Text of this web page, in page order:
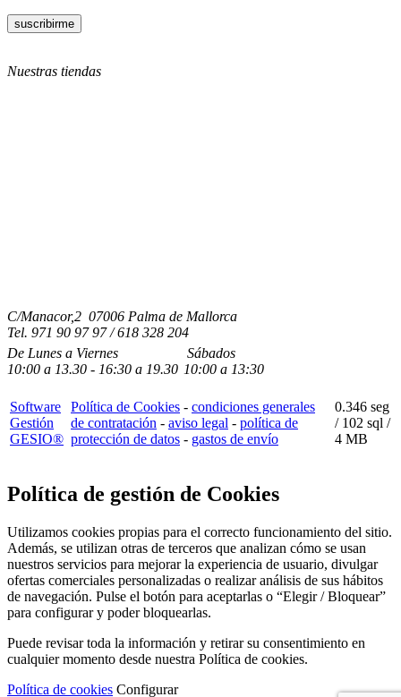
Nuestras tiendas
C/Manacor,2 07006 Palma de Mallorca
Tel. 971 90 97 97 / 618 328 204
De Lunes a Viernes
10:00 a 13.30 - 16:30 a 19.30
Sábados
10:00 a 13:30
Software
Gestión
GESIO®
Política de Cookies - condiciones generales
de contratación - aviso legal - política de
protección de datos - gastos de envío
0.346 seg
/ 102 sql /
4 MB
Política de gestión de Cookies
Utilizamos cookies propias para el correcto funcionamiento del sitio.
Además, se utilizan otras de terceros que analizan cómo se usan
nuestros servicios para mejorar la experiencia de usuario, divulgar
ofertas comerciales personalizadas o realizar análisis de sus hábitos
de navegación. Pulse el botón para aceptarlas o “Elegir / Bloquear”
para configurar y poder bloquearlas.
Puede revisar toda la información y retirar su consentimiento en
cualquier momento desde nuestra Política de cookies.
Política de cookies Configurar